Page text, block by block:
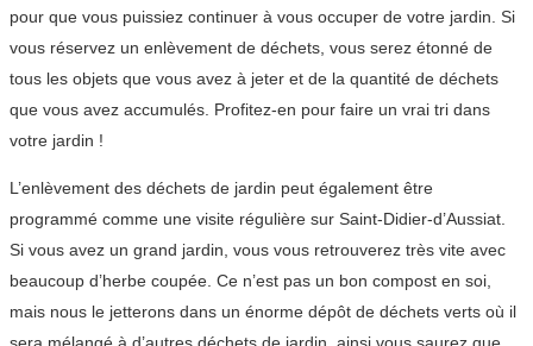
pour que vous puissiez continuer à vous occuper de votre jardin. Si
vous réservez un enlèvement de déchets, vous serez étonné de
tous les objets que vous avez à jeter et de la quantité de déchets
que vous avez accumulés. Profitez-en pour faire un vrai tri dans
votre jardin !
L’enlèvement des déchets de jardin peut également être
programmé comme une visite régulière sur Saint-Didier-d’Aussiat.
Si vous avez un grand jardin, vous vous retrouverez très vite avec
beaucoup d’herbe coupée. Ce n’est pas un bon compost en soi,
mais nous le jetterons dans un énorme dépôt de déchets verts où il